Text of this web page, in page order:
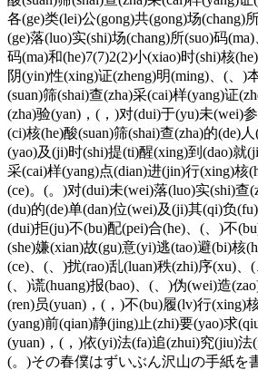
各(ge)类(lei)公(gong)共(gong)场(chang)
(ge)落(luo)实(shi)场(chang)所(suo)码
码(ma)和(he)7(7)2(2)小(xiao)时(shi)核
阴(yin)性(xing)证(zheng)明(ming)、(、)
(suan)筛(shai)查(zha)采(cai)样(yang)证
(zha)验(yan)，(，)对(dui)于(yu)未(wei)
(ci)核(he)酸(suan)筛(shai)查(zha)的(de)
(yao)及(ji)时(shi)提(ti)醒(xing)到(dao)就
采(cai)样(yang)点(dian)进(jin)行(xing)核
(ce)。(。)对(dui)未(wei)落(luo)实(shi)查
(du)的(de)单(dan)位(wei)及(ji)其(qi)负
(dui)拒(ju)不(bu)配(pei)合(he)、(、)不
(she)嫌(xian)故(gu)意(yi)逃(tao)避(bi)核
(ce)、(、)扰(rao)乱(luan)秩(zhi)序(xu)、(
(、)谎(huang)报(bao)、(、)伪(wei)造
(ren)员(yuan)，(，)不(bu)履(lv)行(xing)
(yang)前(qian)静(jing)止(zhi)要(yao)求
(yuan)，(，)依(yi)法(fa)追(zhui)究(jiu)法
(。)その春僕はずいぶん沢山の手紙を